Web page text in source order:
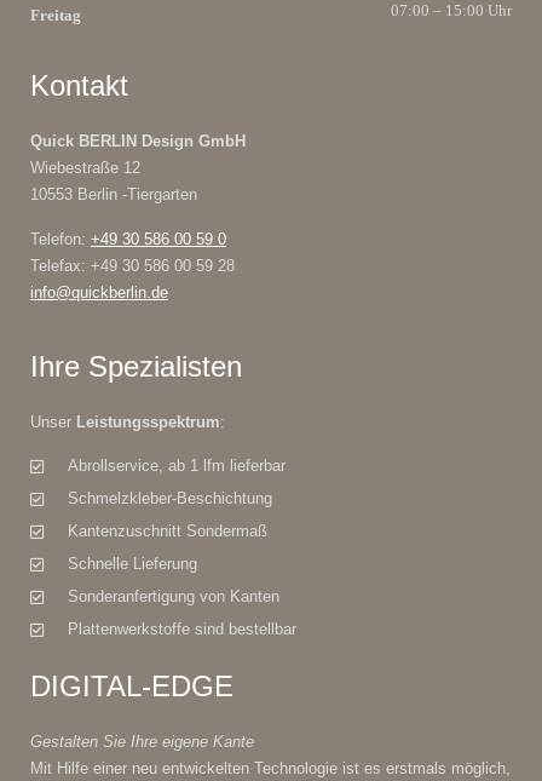
Freitag 07:00 – 15:00 Uhr
Kontakt
Quick BERLIN Design GmbH
Wiebestraße 12
10553 Berlin -Tiergarten
Telefon: +49 30 586 00 59 0
Telefax: +49 30 586 00 59 28
info@quickberlin.de
Ihre Spezialisten
Unser Leistungsspektrum:
Abrollservice, ab 1 lfm lieferbar
Schmelzkleber-Beschichtung
Kantenzuschnitt Sondermaß
Schnelle Lieferung
Sonderanfertigung von Kanten
Plattenwerkstoffe sind bestellbar
DIGITAL-EDGE
Gestalten Sie Ihre eigene Kante
Mit Hilfe einer neu entwickelten Technologie ist es erstmals möglich,